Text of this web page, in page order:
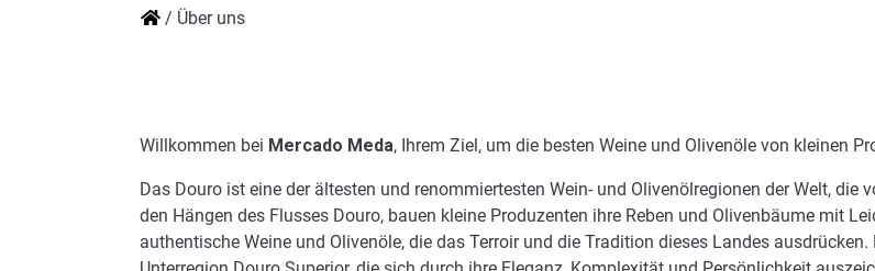
/ Über uns
Willkommen bei Mercado Meda, Ihrem Ziel, um die besten Weine und Olivenöle von kleinen
Das Douro ist eine der ältesten und renommiertesten Wein- und Olivenölregionen der Welt, die
den Hängen des Flusses Douro, bauen kleine Produzenten ihre Reben und Olivenbäume mit
authentische Weine und Olivenöle, die das Terroir und die Tradition dieses Landes